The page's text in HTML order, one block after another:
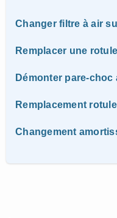
Changer filtre à air
Remplacer une
Démonter pare-choc
Remplacement
Changement